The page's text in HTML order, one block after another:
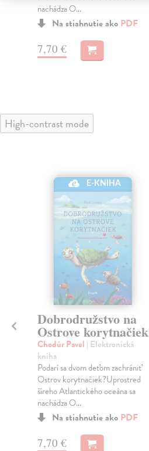
nachádza O...
Na stiahnutie ako PDF
7,70 €
High-contrast mode
E-KNIHA
Dobrodružstvo na
Ostrove korytnačiek
Chodúr Pavel | Elektronická
kniha
Podarí sa dvom deťom zachrániť
Ostrov korytnačiek?Uprostred
šíreho Atlantického oceána sa
nachádza O...
Na stiahnutie ako PDF
7,70 €